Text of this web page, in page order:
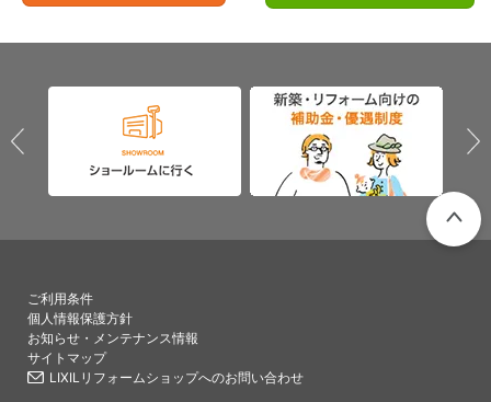
ご利用条件
個人情報保護方針
お知らせ・メンテナンス情報
サイトマップ
LIXILリフォームショップへのお問い合わせ